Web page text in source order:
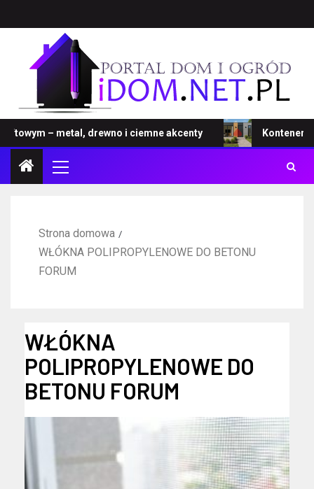
– metal, drewno i ciemne akcenty Kontener –
Strona domowa
WŁÓKNA POLIPROPYLENOWE DO BETONU
FORUM
WŁÓKNA
POLIPROPYLENOWE DO
BETONU FORUM